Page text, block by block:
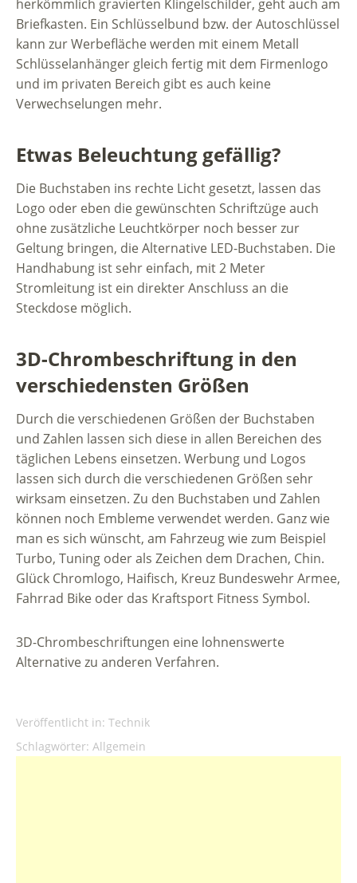
herkömmlich gravierten Klingelschilder, geht auch am
Briefkasten. Ein Schlüsselbund bzw. der Autoschlüssel
kann zur Werbefläche werden mit einem Metall
Schlüsselanhänger gleich fertig mit dem Firmenlogo
und im privaten Bereich gibt es auch keine
Verwechselungen mehr.
Etwas Beleuchtung gefällig?
Die Buchstaben ins rechte Licht gesetzt, lassen das
Logo oder eben die gewünschten Schriftzüge auch
ohne zusätzliche Leuchtkörper noch besser zur
Geltung bringen, die Alternative LED-Buchstaben. Die
Handhabung ist sehr einfach, mit 2 Meter
Stromleitung ist ein direkter Anschluss an die
Steckdose möglich.
3D-Chrombeschriftung in den
verschiedensten Größen
Durch die verschiedenen Größen der Buchstaben
und Zahlen lassen sich diese in allen Bereichen des
täglichen Lebens einsetzen. Werbung und Logos
lassen sich durch die verschiedenen Größen sehr
wirksam einsetzen. Zu den Buchstaben und Zahlen
können noch Embleme verwendet werden. Ganz wie
man es sich wünscht, am Fahrzeug wie zum Beispiel
Turbo, Tuning oder als Zeichen dem Drachen, Chin.
Glück Chromlogo, Haifisch, Kreuz Bundeswehr Armee,
Fahrrad Bike oder das Kraftsport Fitness Symbol.
3D-Chrombeschriftungen eine lohnenswerte
Alternative zu anderen Verfahren.
Veröffentlicht in: Technik
Schlagwörter: Allgemein